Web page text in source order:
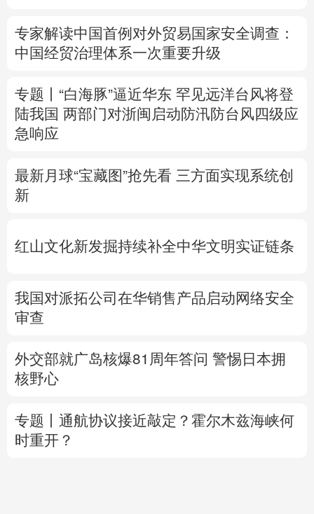
专家解读中国首例对外贸易国家安全调查：
中国经贸治理体系一次重要升级
专题丨 “白海豚”逼近华东 罕见远洋台风将登
陆我国 两部门对浙闽启动防汛防台风四级应
急响应
最新月球“宝藏图”抢先看 三方面实现系统创
新
红山文化新发掘持续补全中华文明实证链条
我国对派拓公司在华销售产品启动网络安全
审查
外交部就广岛核爆81周年答问 警惕日本拥
核野心
专题丨 通航协议接近敲定？霍尔木兹海峡何
时重开？